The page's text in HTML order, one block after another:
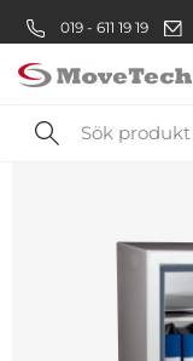
019 - 611 19 19
Sök
produkt